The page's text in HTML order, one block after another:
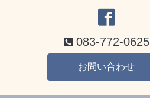
083-772-0625
お問い合わせ